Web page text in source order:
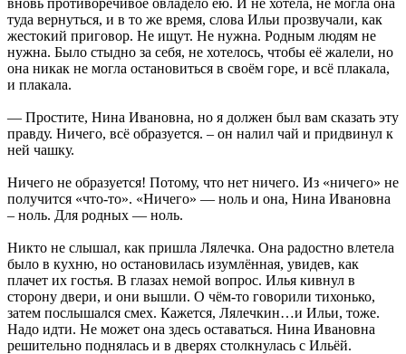
туда вернуться, и в то же время, слова Ильи прозвучали, как
жестокий приговор. Не ищут. Не нужна. Родным людям не
нужна. Было стыдно за себя, не хотелось, чтобы её жалели, но
она никак не могла остановиться в своём горе, и всё плакала,
и плакала.
— Простите, Нина Ивановна, но я должен был вам сказать эту
правду. Ничего, всё образуется. – он налил чай и придвинул к
ней чашку.
Ничего не образуется! Потому, что нет ничего. Из «ничего» не
получится «что-то». «Ничего» — ноль и она, Нина Ивановна
– ноль. Для родных — ноль.
Никто не слышал, как пришла Лялечка. Она радостно влетела
было в кухню, но остановилась изумлённая, увидев, как
плачет их гостья. В глазах немой вопрос. Илья кивнул в
сторону двери, и они вышли. О чём-то говорили тихонько,
затем послышался смех. Кажется, Лялечкин…и Ильи, тоже.
Надо идти. Не может она здесь оставаться. Нина Ивановна
решительно поднялась и в дверях столкнулась с Ильёй.